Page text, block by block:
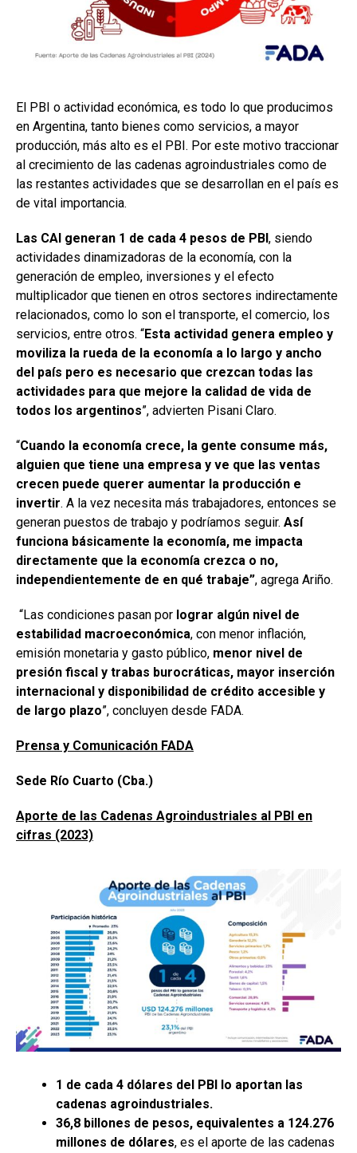
El PBI o actividad económica, es todo lo que producimos
en Argentina, tanto bienes como servicios, a mayor
producción, más alto es el PBI. Por este motivo traccionar
al crecimiento de las cadenas agroindustriales como de
las restantes actividades que se desarrollan en el país es
de vital importancia.
Las CAI generan 1 de cada 4 pesos de PBI, siendo
actividades dinamizadoras de la economía, con la
generación de empleo, inversiones y el efecto
multiplicador que tienen en otros sectores indirectamente
relacionados, como lo son el transporte, el comercio, los
servicios, entre otros. “Esta actividad genera empleo y
moviliza la rueda de la economía a lo largo y ancho
del país pero es necesario que crezcan todas las
actividades para que mejore la calidad de vida de
todos los argentinos”, advierten Pisani Claro.
“Cuando la economía crece, la gente consume más,
alguien que tiene una empresa y ve que las ventas
crecen puede querer aumentar la producción e
invertir. A la vez necesita más trabajadores, entonces se
generan puestos de trabajo y podríamos seguir. Así
funciona básicamente la economía, me impacta
directamente que la economía crezca o no,
independientemente de en qué trabaje”, agrega Ariño.
“Las condiciones pasan por lograr algún nivel de
estabilidad macroeconómica, con menor inflación,
emisión monetaria y gasto público, menor nivel de
presión fiscal y trabas burocráticas, mayor inserción
internacional y disponibilidad de crédito accesible y
de largo plazo”, concluyen desde FADA.
Prensa y Comunicación FADA
Sede Río Cuarto (Cba.)
Aporte de las Cadenas Agroindustriales al PBI en
cifras (2023)
1 de cada 4 dólares del PBI lo aportan las
cadenas agroindustriales.
36,8 billones de pesos, equivalentes a 124.276
millones de dólares, es el aporte de las cadenas